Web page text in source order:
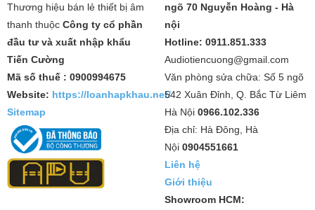
Thương hiệu bán lẻ thiết bị âm
thanh thuộc Công ty cổ phần
đầu tư và xuất nhập khẩu
Tiến Cường
Mã số thuế : 0900994675
Website: https://loanhapkhau.net/
Sitemap
ngõ 70 Nguyễn Hoàng - Hà
nội
Hotline: 0911.851.333
Audiotiencuong@gmail.com
Văn phòng sửa chữa: Số 5 ngõ
542 Xuân Đỉnh, Q. Bắc Từ Liêm
Hà Nội 0966.102.336
Địa chỉ: Hà Đông, Hà
Nội 0904551661
Liên hệ
Giới thiệu
Showroom HCM: